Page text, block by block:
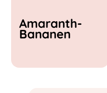
Amaranth-
Bananen